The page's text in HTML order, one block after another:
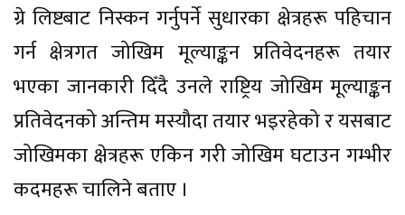
ग्रे लिष्टबाट निस्कन गर्नुपर्ने सुधारका क्षेत्रहरू पहिचान
गर्न क्षेत्रगत जोखिम मूल्याङ्कन प्रतिवेदनहरू तयार
भएका जानकारी दिँदै उनले राष्ट्रिय जोखिम मूल्याङ्कन
प्रतिवेदनको अन्तिम मस्यौदा तयार भइरहेको र यसबाट
जोखिमका क्षेत्रहरू एकिन गरी जोखिम घटाउन गम्भीर
कदमहरू चालिने बताए ।